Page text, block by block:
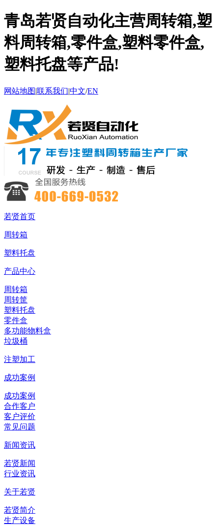
青岛若贤自动化主营周转箱,塑
料周转箱,零件盒,塑料零件盒,
塑料托盘等产品!
网站地图|联系我们|中文/EN
若贤首页
周转箱
塑料托盘
产品中心
周转箱
周转筐
塑料托盘
零件盒
多功能物料盒
垃圾桶
注塑加工
成功案例
成功案例
合作客户
客户评价
常见问题
新闻资讯
若贤新闻
行业资讯
关于若贤
若贤简介
生产设备